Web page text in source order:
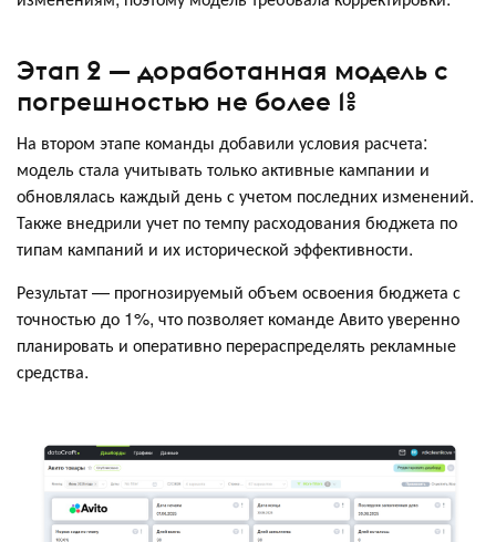
Этап 2 — доработанная модель с
погрешностью не более 1%
На втором этапе команды добавили условия расчета:
модель стала учитывать только активные кампании и
обновлялась каждый день с учетом последних изменений.
Также внедрили учет по темпу расходования бюджета по
типам кампаний и их исторической эффективности.
Результат — прогнозируемый объем освоения бюджета с
точностью до 1%, что позволяет команде Авито уверенно
планировать и оперативно перераспределять рекламные
средства.